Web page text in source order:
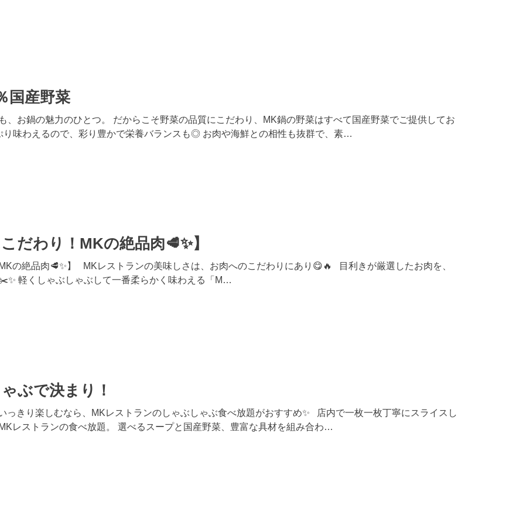
国産野菜
、お鍋の魅力のひとつ。 だからこそ野菜の品質にこだわり、MK鍋の野菜はすべて国産野菜でご提供してお
り味わえるので、彩り豊かで栄養バランスも◎ お肉や海鮮との相性も抜群で、素…
だわり！MKの絶品肉🥩✨】
の絶品肉🥩✨】 MKレストランの美味しさは、お肉へのこだわりにあり😋🔥 目利きが厳選したお肉を、
軽くしゃぶしゃぶして一番柔らかく味わえる「M…
ぶで決まり！
っきり楽しむなら、MKレストランのしゃぶしゃぶ食べ放題がおすすめ✨ 店内で一枚一枚丁寧にスライスし
レストランの食べ放題。 選べるスープと国産野菜、豊富な具材を組み合わ…